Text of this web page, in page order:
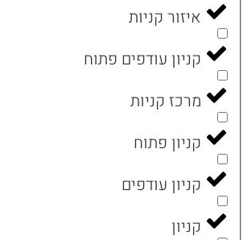
איזור קניות
קניון עודפים פתוח
מרכז קניות
קניון פתוח
קניון עודפים
קניון